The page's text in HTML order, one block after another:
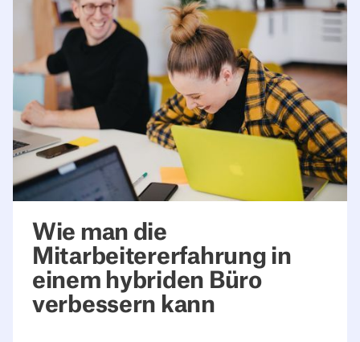
Wie man die
Mitarbeitererfahrung in
einem hybriden Büro
verbessern kann